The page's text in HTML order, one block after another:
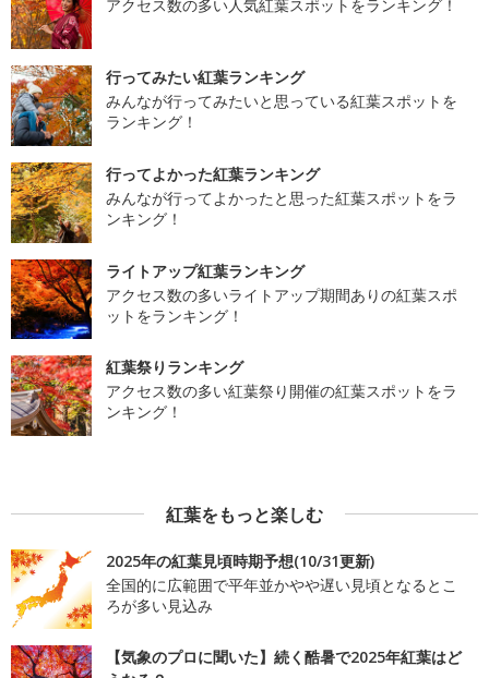
アクセス数の多い人気紅葉スポットをランキング！
行ってみたい紅葉ランキング
みんなが行ってみたいと思っている紅葉スポットを
ランキング！
行ってよかった紅葉ランキング
みんなが行ってよかったと思った紅葉スポットをラ
ンキング！
ライトアップ紅葉ランキング
アクセス数の多いライトアップ期間ありの紅葉スポ
ットをランキング！
紅葉祭りランキング
アクセス数の多い紅葉祭り開催の紅葉スポットをラ
ンキング！
紅葉をもっと楽しむ
2025年の紅葉見頃時期予想(10/31更新)
全国的に広範囲で平年並かやや遅い見頃となるとこ
ろが多い見込み
【気象のプロに聞いた】続く酷暑で2025年紅葉はど